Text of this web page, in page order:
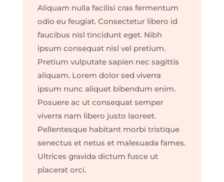
Aliquam nulla facilisi cras fermentum
odio eu feugiat. Consectetur libero id
faucibus nisl tincidunt eget. Nibh
ipsum consequat nisl vel pretium.
Pretium vulputate sapien nec sagittis
aliquam. Lorem dolor sed viverra
ipsum nunc aliquet bibendum enim.
Posuere ac ut consequat semper
viverra nam libero justo laoreet.
Pellentesque habitant morbi tristique
senectus et netus et malesuada fames.
Ultrices gravida dictum fusce ut
placerat orci.